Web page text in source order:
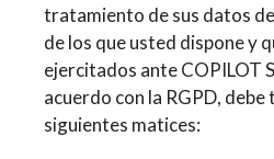
tratamiento de sus datos
de los que usted dispone y
ejercitados ante COPILOT
acuerdo con la RGPD, debe
siguientes matices: